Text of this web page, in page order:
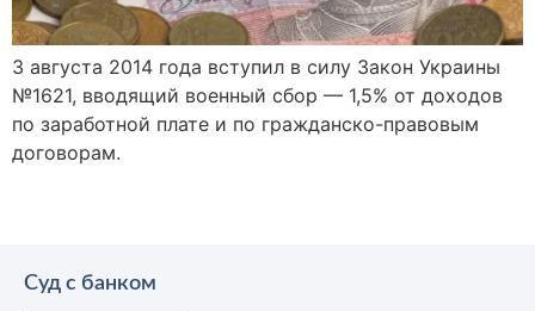
3 августа 2014 года вступил в силу Закон Украины
№1621, вводящий военный сбор — 1,5% от доходов
по заработной плате и по гражданско-правовым
договорам.
Суд с банком